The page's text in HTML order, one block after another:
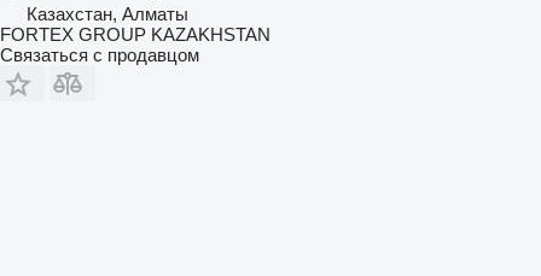
Казахстан, Алматы
FORTEX GROUP KAZAKHSTAN
Связаться с продавцом